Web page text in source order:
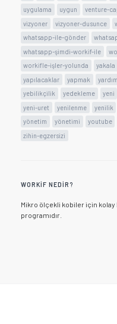
uygulama
uygun venture-
vizyoner
vizyoner-dusunce
whatsapp-ile-gönder
whatsapp-şimdi-workif-ile
workifle-işler-yolunda
yakala
yapılacaklar
yapmak yardım
yebilikçilik
yedekleme yeni
yeni-uret
yenilenme yenilik
yönetim
yönetimi youtube
zihin-egzersizi
WORKIF NEDIR?
Mikro ölçekli kobiler için
programıdır.